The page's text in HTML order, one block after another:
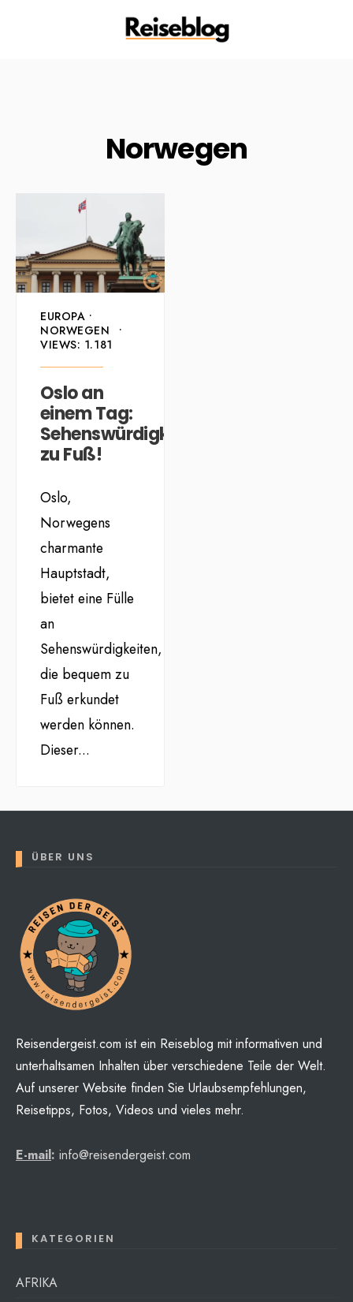
Norwegen
EUROPA •
NORWEGEN
•
VIEWS: 1.181
Oslo an
einem Tag:
Sehenswürdigkeiten
zu Fuß!
Oslo,
Norwegens
charmante
Hauptstadt,
bietet eine Fülle
an
Sehenswürdigkeiten,
die bequem zu
Fuß erkundet
werden können.
Dieser...
ÜBER UNS
Reisendergeist.com ist ein Reiseblog mit informativen und
unterhaltsamen Inhalten über verschiedene Teile der Welt.
Auf unserer Website finden Sie Urlaubsempfehlungen,
Reisetipps, Fotos, Videos und vieles mehr.
E-mail: info@reisendergeist.com
KATEGORIEN
AFRIKA